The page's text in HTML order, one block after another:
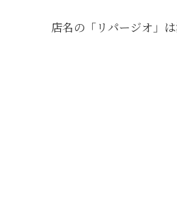
店名の「リパージオ」